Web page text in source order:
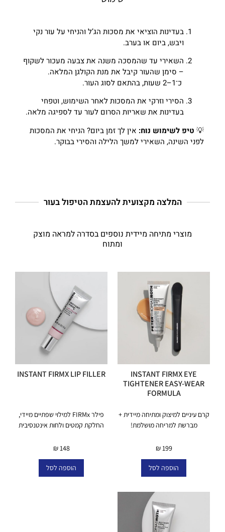
בעדינות הוציאי את מסכות הג’ל והניחי על עור נקי
ויבש, ביום או בערב.
השאירי עד שהמסכה משנה את צבעה מעכור לשקוף
– סימן שהעור קיבל את מנת הקולגן המלאה.
כ־1–2 שעות, בהתאם לסוג העור.
הסירי וזרקי את המסכות לאחר השימוש, וטפחי
בעדינות את שאריות הסרום לעור עד לספיגה מלאה.
💡 טיפ לשימוש נוח: אין לך זמן ביום? הניחי את המסכות
לפני השינה, השאירי למשך הלילה והסירי בבוקר.
המלצה מקצועית להעצמת הטיפול בעור
מוצרי מתיחה מיידית נוספים בסדרה למראה מוצק
ומתוח
INSTANT FIRMX EYE
TIGHTENER EASY-WEAR
FORMULA
₪199
קרם עיניים למיצוק ומתיחה מיידית +
מברשת למריחה מושלמת!
הוספה לסל
INSTANT FIRMX LIP FILLER
₪148
פילר FIRMx למילוי שפתיים מיידי,
החלקת קמטים ולחות אינטנסיבית
הוספה לסל